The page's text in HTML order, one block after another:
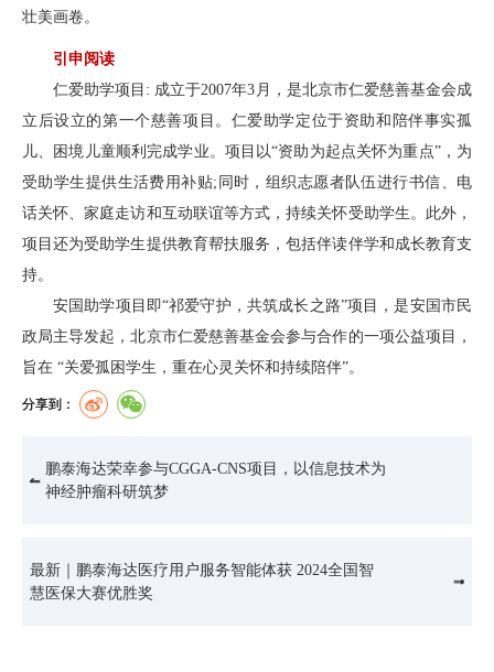
壮美画卷。
引申阅读
仁爱助学项目: 成立于2007年3月，是北京市仁爱慈善基金会成
立后设立的第一个慈善项目。仁爱助学定位于资助和陪伴事实孤
儿、困境儿童顺利完成学业。项目以“资助为起点关怀为重点”，为
受助学生提供生活费用补贴;同时，组织志愿者队伍进行书信、电
话关怀、家庭走访和互动联谊等方式，持续关怀受助学生。此外，
项目还为受助学生提供教育帮扶服务，包括伴读伴学和成长教育支
持。
安国助学项目即“祁爱守护，共筑成长之路”项目，是安国市民
政局主导发起，北京市仁爱慈善基金会参与合作的一项公益项目，
旨在 “关爱孤困学生，重在心灵关怀和持续陪伴”。
分享到：
鹏泰海达荣幸参与CGGA-CNS项目，以信息技术为
神经肿瘤科研筑梦
最新｜鹏泰海达医疗用户服务智能体获 2024全国智
慧医保大赛优胜奖